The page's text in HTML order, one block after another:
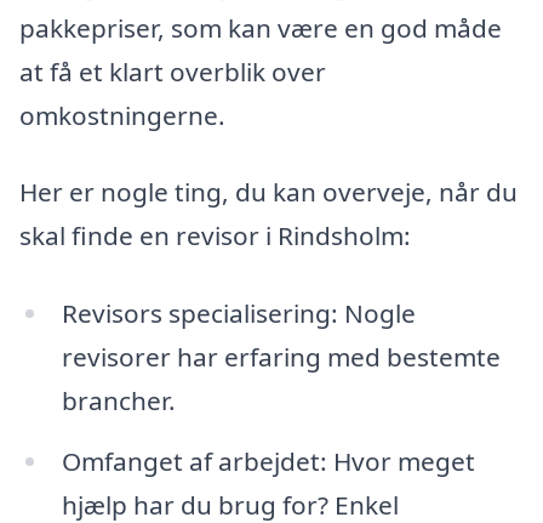
pakkepriser, som kan være en god måde
at få et klart overblik over
omkostningerne.
Her er nogle ting, du kan overveje, når du
skal finde en revisor i Rindsholm:
Revisors specialisering: Nogle
revisorer har erfaring med bestemte
brancher.
Omfanget af arbejdet: Hvor meget
hjælp har du brug for? Enkel